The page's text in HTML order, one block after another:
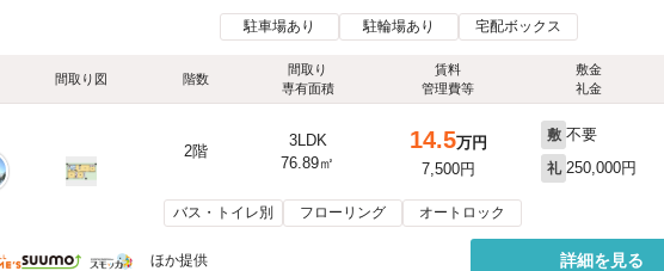
駐車場あり 駐輪場あり 宅配ボックス
間取り図 階数
間取り
専有面積
賃料
管理費等
敷金
礼金
2階
3LDK
76.89㎡
14.5万円
7,500円
敷 不要
礼 250,000円
バス・トイレ別 フローリング オートロック
ほか提供 詳細を見る